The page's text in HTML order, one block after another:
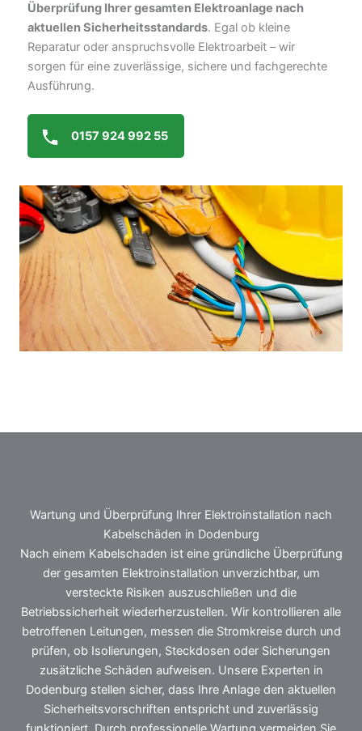
Überprüfung Ihrer gesamten Elektroanlage nach
aktuellen Sicherheitsstandards. Egal ob kleine
Reparatur oder anspruchsvolle Elektroarbeit – wir
sorgen für eine zuverlässige, sichere und fachgerechte
Ausführung.
0157 924 992 55
Wartung und Überprüfung Ihrer Elektroinstallation nach
Kabelschäden in Dodenburg
Nach einem Kabelschaden ist eine gründliche Überprüfung
der gesamten Elektroinstallation unverzichtbar, um
versteckte Risiken auszuschließen und die
Betriebssicherheit wiederherzustellen. Wir kontrollieren alle
betroffenen Leitungen, messen die Stromkreise durch und
prüfen, ob Isolierungen, Steckdosen oder Sicherungen
zusätzliche Schäden aufweisen. Unsere Experten in
Dodenburg stellen sicher, dass Ihre Anlage den aktuellen
Sicherheitsvorschriften entspricht und zuverlässig